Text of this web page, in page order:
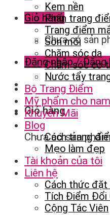
Giỏ hàng
Chưa có sản
Đăng nhập / Đăng
Giỏ hàng
Chưa có sản
Kem nền
Phấn trang
Trang điểm
Son môi
Chăm sóc da
Chăm sóc cơ
Nước tẩy
Bộ Trang Điểm
Mỹ phẩm cho nam
Khuyến Mãi
Blog
Cách trang
Mẹo làm đẹp
Tài khoản của tôi
Liên hệ
Cách thức đặt
Tích Điểm Đổi
Cộng Tác Viên